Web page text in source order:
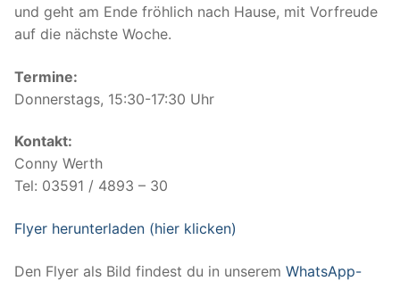
und geht am Ende fröhlich nach Hause, mit Vorfreude
auf die nächste Woche.
Termine:
Donnerstags, 15:30-17:30 Uhr
Kontakt:
Conny Werth
Tel: 03591 / 4893 – 30
Flyer herunterladen (hier klicken)
Den Flyer als Bild findest du in unserem WhatsApp-